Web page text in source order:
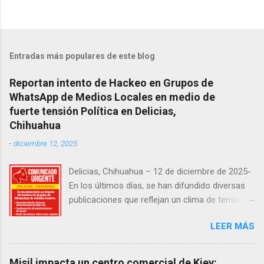
Entradas más populares de este blog
Reportan intento de Hackeo en Grupos de
WhatsApp de Medios Locales en medio de
fuerte tensión Política en Delicias,
Chihuahua
-diciembre 12, 2025
Delicias, Chihuahua – 12 de diciembre de 2025-
En los últimos días, se han difundido diversas
publicaciones que reflejan un clima de tensión
señalamientos sobre presuntas irregularidades
atribuidas a elementos de la Fiscalía General de
la República, así como manifestaciones de
LEER MÁS